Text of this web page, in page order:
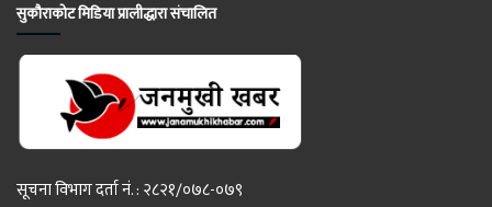
सुकौराकोट मिडिया प्रालीद्धारा संचालित
सूचना विभाग दर्ता नं. : २८२१/०७८-०७९